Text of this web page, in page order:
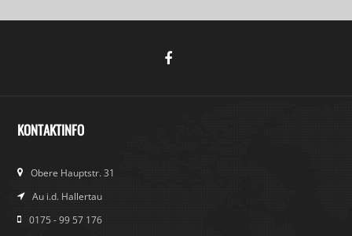
KONTAKTINFO
Obere Hauptstr. 31
Au i.d. Hallertau
0175 - 99 57 176